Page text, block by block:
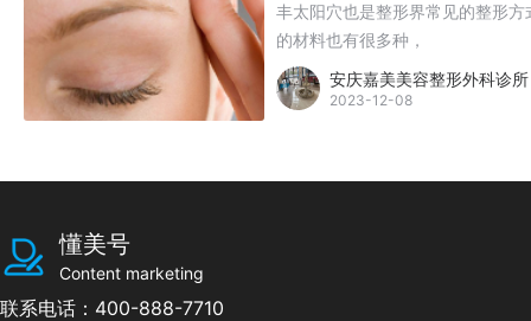
丰太阳穴也是整形界常见的整形
的材料也有很多种，
安庆嘉美美容整形外科诊所
2023-12-08
懂美号
Content marketing
联系电话：400-888-7710